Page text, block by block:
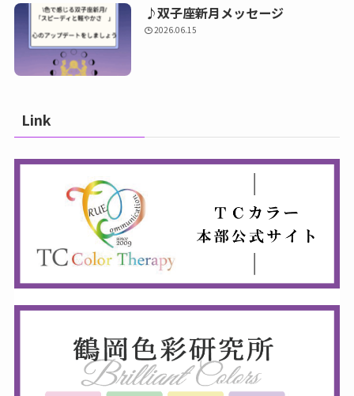
♪双子座新月メッセージ
2026.06.15
Link